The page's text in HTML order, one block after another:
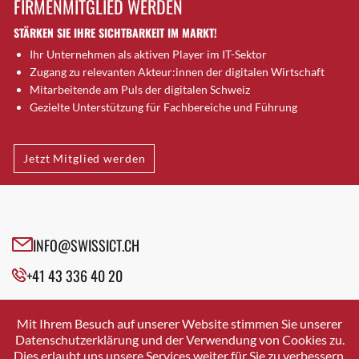
Brütten
Bubendorf
Bubikon
Buchs (SG)
Burgdorf
Bülach
Cazis
Cham
Davos Platz
Davos Platz 1
Dietikon
Dietlikon
FIRMENMITGLIED WERDEN
STÄRKEN SIE IHRE SICHTBARKEIT IM MARKT!
Ihr Unternehmen als aktiven Player im IT-Sektor
Zugang zu relevanten Akteur:innen der digitalen Wirtschaft
Mitarbeitende am Puls der digitalen Schweiz
Gezielte Unterstützung für Fachbereiche und Führung
Jetzt Mitglied werden
INFO@SWISSICT.CH
+41 43 336 40 20
SWISSICT
VULKANSTRASSE 120
8048 ZURICH
Mit Ihrem Besuch auf unserer Website stimmen Sie unserer
Datenschutzerklärung und der Verwendung von Cookies zu.
Dies erlaubt uns unsere Services weiter für Sie zu verbessern.